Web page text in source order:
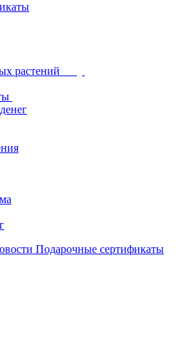
растений
Подарочные сертификаты